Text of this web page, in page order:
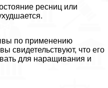
ресниц или
по применению
свидетельствуют, что его
для наращивания и